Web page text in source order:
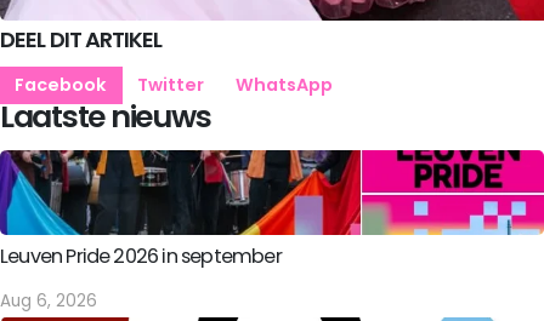
DEEL DIT ARTIKEL
Facebook Twitter WhatsApp
Laatste nieuws
Leuven Pride 2026 in september
Aug 6, 2026